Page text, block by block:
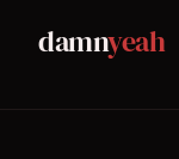
damnyeah